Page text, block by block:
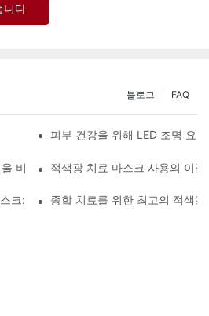
니다
FAQ
블로그
치료 패널의 힘피부 건강을 위해 LED 조명 요
비추기 : 이점과 그 너머
적색광 치료 마스크 사용의 이
크: 종합 리뷰종합 치료를 위한 최고의 적색